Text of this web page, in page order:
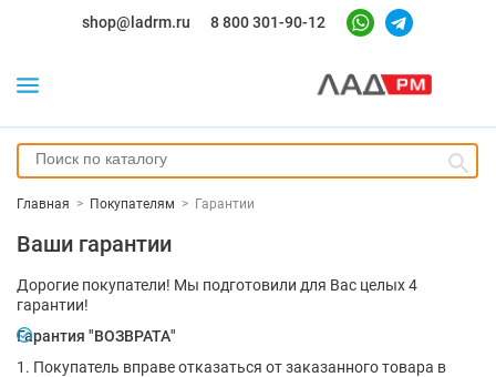
shop@ladrm.ru 8 800 301-90-12
Главная > Покупателям > Гарантии
Ваши гарантии
Дорогие покупатели! Мы подготовили для Вас целых 4
гарантии!
Гарантия "ВОЗВРАТА"
1. Покупатель вправе отказаться от заказанного товара в